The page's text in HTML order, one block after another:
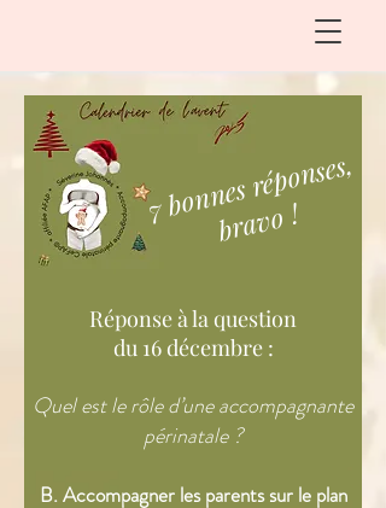
Réponse à la question
du 16 décembre​ :
Quel est le rôle d’une accompagnante
périnatale ?
B. Accompagner les parents sur le plan
7 bonnes réponses,
bravo !